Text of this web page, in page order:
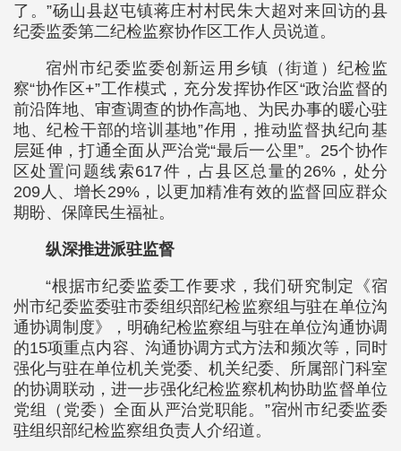
了。”砀山县赵屯镇蒋庄村村民朱大超对来回访的县
纪委监委第二纪检监察协作区工作人员说道。
宿州市纪委监委创新运用乡镇（街道）纪检监
察“协作区+”工作模式，充分发挥协作区“政治监督的
前沿阵地、审查调查的协作高地、为民办事的暖心驻
地、纪检干部的培训基地”作用，推动监督执纪向基
层延伸，打通全面从严治党“最后一公里”。25个协作
区处置问题线索617件，占县区总量的26%，处分
209人、增长29%，以更加精准有效的监督回应群众
期盼、保障民生福祉。
纵深推进派驻监督
“根据市纪委监委工作要求，我们研究制定《宿
州市纪委监委驻市委组织部纪检监察组与驻在单位沟
通协调制度》，明确纪检监察组与驻在单位沟通协调
的15项重点内容、沟通协调方式方法和频次等，同时
强化与驻在单位机关党委、机关纪委、所属部门科室
的协调联动，进一步强化纪检监察机构协助监督单位
党组（党委）全面从严治党职能。”宿州市纪委监委
驻组织部纪检监察组负责人介绍道。